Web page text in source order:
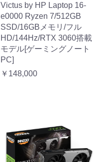
Victus by HP Laptop 16-
e0000 Ryzen 7/512GB
SSD/16GBメモリ/フル
HD/144Hz/RTX 3060搭載
モデル[ゲーミングノート
PC]
￥148,000